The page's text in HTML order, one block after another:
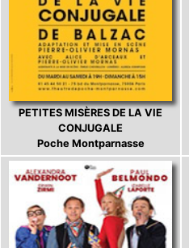
PETITES MISÈRES DE LA VIE
CONJUGALE
Poche Montparnasse